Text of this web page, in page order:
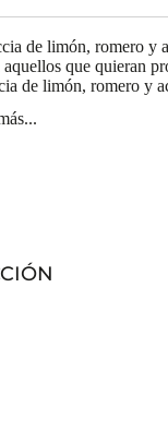
de limón, romero y
aquellos que quieran
de limón, romero y